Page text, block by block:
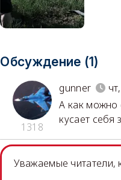
Обсуждение (1)
1318
gunner
А как можно
кусает себя
Уважаемые читатели,